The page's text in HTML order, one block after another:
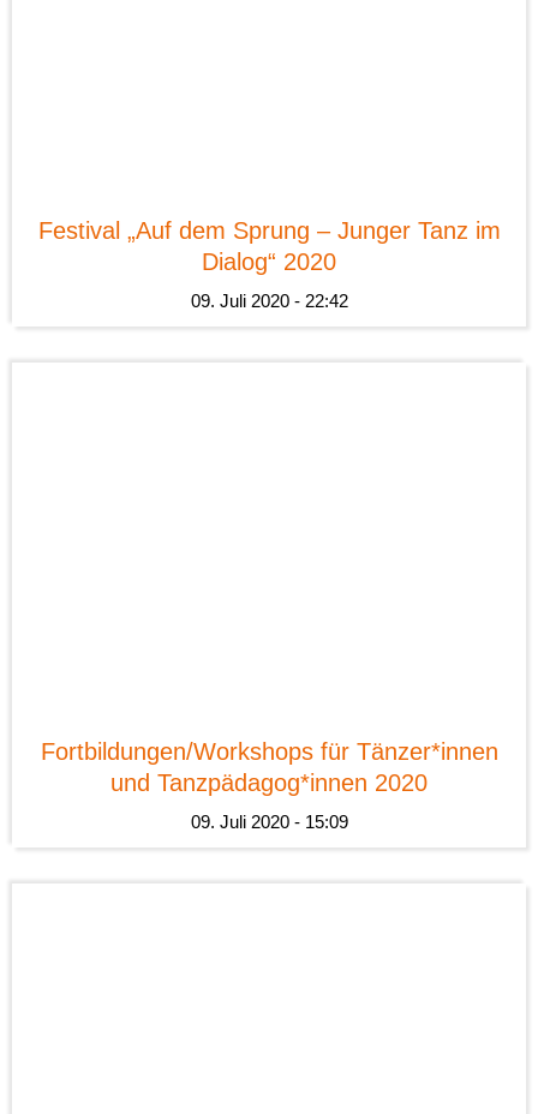
Festival „Auf dem Sprung – Junger Tanz im
Dialog“ 2020
09. Juli 2020 - 22:42
Fortbildungen/Workshops für Tänzer*innen
und Tanzpädagog*innen 2020
09. Juli 2020 - 15:09